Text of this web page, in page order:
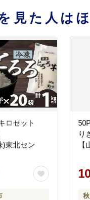
見た人は
ロセット
)東北セン
り